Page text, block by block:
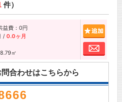
件）
益費：0円
/ 0.0ヶ月
㎡
お問
合わせはこちらから